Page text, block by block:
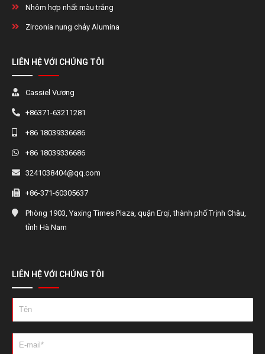
Nhôm hợp nhất màu trắng
Zirconia nung chảy Alumina
LIÊN HỆ VỚI CHÚNG TÔI
Cassiel Vương
+86371-63211281
+86 18039336686
+86 18039336686
3241038404@qq.com
+86-371-60305637
Phòng 1903, Yaxing Times Plaza, quận Erqi, thành phố Trịnh Châu,
tỉnh Hà Nam
LIÊN HỆ VỚI CHÚNG TÔI